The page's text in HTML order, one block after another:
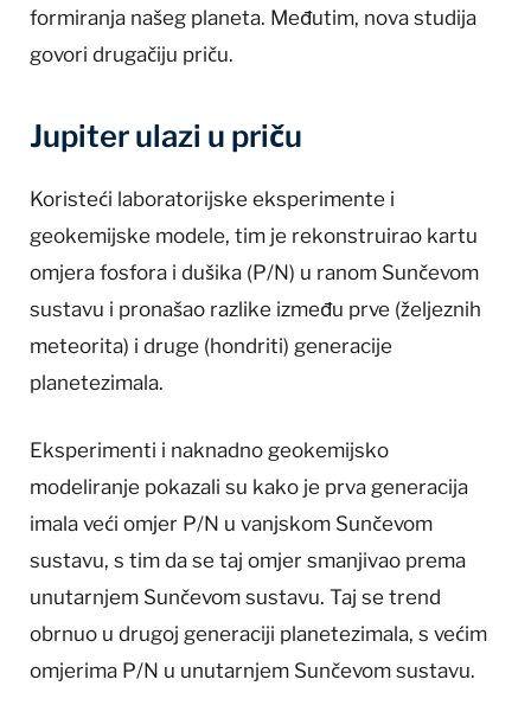
formiranja našeg planeta. Međutim, nova studija
govori drugačiju priču.
Jupiter ulazi u priču
Koristeći laboratorijske eksperimente i
geokemijske modele, tim je rekonstruirao kartu
omjera fosfora i dušika (P/N) u ranom Sunčevom
sustavu i pronašao razlike između prve (željeznih
meteorita) i druge (hondriti) generacije
planetezimala.
Eksperimenti i naknadno geokemijsko
modeliranje pokazali su kako je prva generacija
imala veći omjer P/N u vanjskom Sunčevom
sustavu, s tim da se taj omjer smanjivao prema
unutarnjem Sunčevom sustavu. Taj se trend
obrnuo u drugoj generaciji planetezimala, s većim
omjerima P/N u unutarnjem Sunčevom sustavu.